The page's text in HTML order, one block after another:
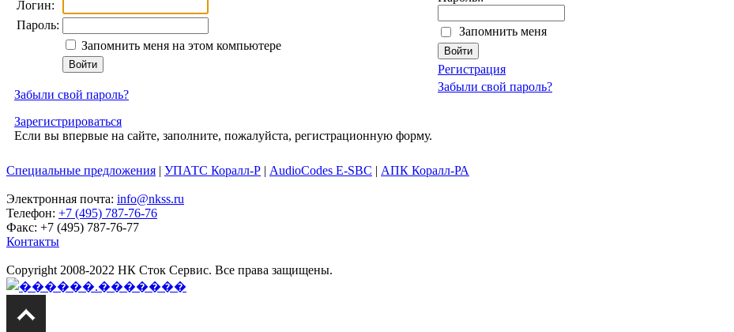
Логин:
Пароль:
Запомнить меня на этом компьютере
Забыли свой пароль?
Зарегистрироваться
Если вы впервые на сайте, заполните, пожалуйста, регистрационную форму.
Запомнить меня
Регистрация
Забыли свой пароль?
Специальные предложения | УПАТС Коралл-Р | AudioCodes E-SBC | АПК Коралл-РА
Электронная почта: info@nkss.ru
Телефон: +7 (495) 787-76-76
Факс: +7 (495) 787-76-77
Контакты
Copyright 2008-2022 НК Сток Сервис. Все права защищены.